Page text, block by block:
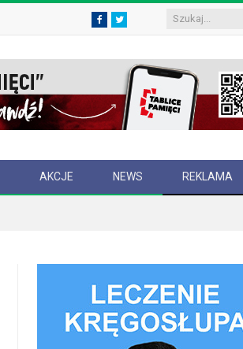
FacebookTwitter
AKCJE NEWS REKLAMA